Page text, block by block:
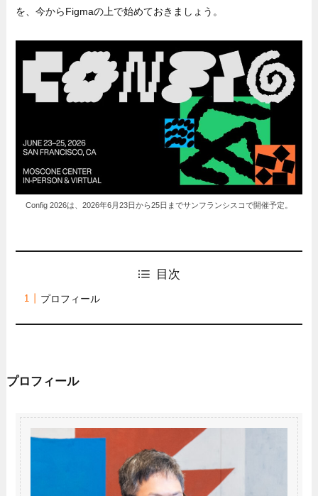
を、今からFigmaの上で始めておきましょう。
Config 2026は、2026年6月23日から25日までサンフランシスコで開催予定。
目次
プロフィール
プロフィール